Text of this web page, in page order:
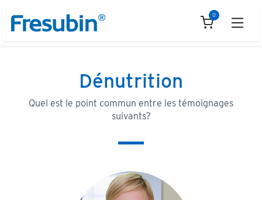
0
Dénutrition
Quel est le point commun entre les témoignages
suivants?